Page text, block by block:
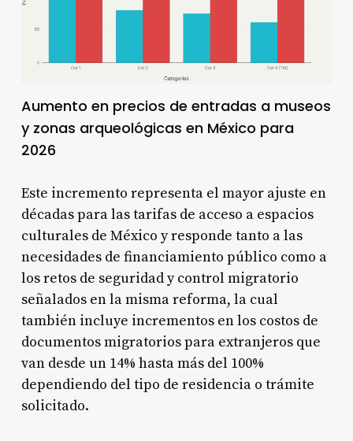
Aumento en precios de entradas a museos
y zonas arqueológicas en México para
2026
Este incremento representa el mayor ajuste en
décadas para las tarifas de acceso a espacios
culturales de México y responde tanto a las
necesidades de financiamiento público como a
los retos de seguridad y control migratorio
señalados en la misma reforma, la cual
también incluye incrementos en los costos de
documentos migratorios para extranjeros que
van desde un 14% hasta más del 100%
dependiendo del tipo de residencia o trámite
solicitado.